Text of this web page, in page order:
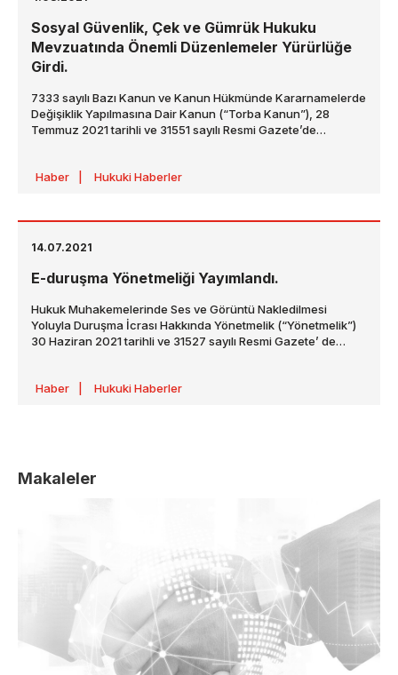
Sosyal Güvenlik, Çek ve Gümrük Hukuku
Mevzuatında Önemli Düzenlemeler Yürürlüğe
Girdi.
7333 sayılı Bazı Kanun ve Kanun Hükmünde Kararnamelerde
Değişiklik Yapılmasına Dair Kanun (“Torba Kanun”), 28
Temmuz 2021 tarihli ve 31551 sayılı Resmi Gazete’de
Haber
Hukuki Haberler
14.07.2021
E-duruşma Yönetmeliği Yayımlandı.
Hukuk Muhakemelerinde Ses ve Görüntü Nakledilmesi
Yoluyla Duruşma İcrası Hakkında Yönetmelik (“Yönetmelik”)
30 Haziran 2021 tarihli ve 31527 sayılı Resmi Gazete’ de
Haber
Hukuki Haberler
Makaleler